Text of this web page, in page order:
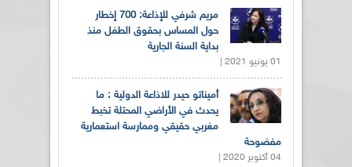
مريم شرفي للإذاعة: 700 إخطار
حول المساس بحقوق الطفل منذ
بداية السنة الجارية
01 يونيو 2021 |
أميناتو حيدر للاذاعة الدولية : ما
يحدث في الأراضي المحتلة تخبط
مغربي حقيقي وممارسة استعمارية
مفضوحة
04 أكتوبر 2020 |